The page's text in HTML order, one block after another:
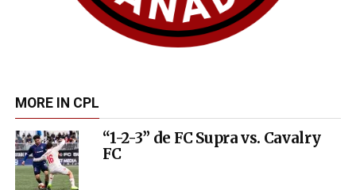
MORE IN CPL
“1-2-3” de FC Supra vs. Cavalry
FC